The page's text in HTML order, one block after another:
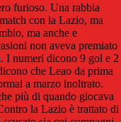
furioso. Una rabbia
con la Lazio, ma
ma anche e
non aveva premiato
I numeri dicono 9 gol e 2
che Leao da prima
a marzo inoltrato.
più di quando giocava
la Lazio è trattato di